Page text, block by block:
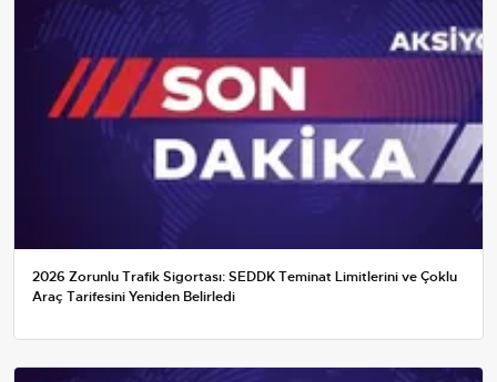
2026 Zorunlu Trafik Sigortası: SEDDK Teminat Limitlerini ve Çoklu
Araç Tarifesini Yeniden Belirledi